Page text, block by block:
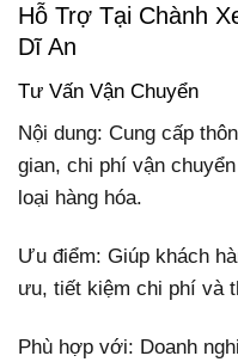
Hỗ Trợ Tại Chành
Dĩ An
Tư Vấn Vận Chuyển
Nội dung: Cung cấp
gian, chi phí vận
loại hàng hóa.
Ưu điểm: Giúp khách
ưu, tiết kiệm chi phí và
Phù hợp với: Doanh